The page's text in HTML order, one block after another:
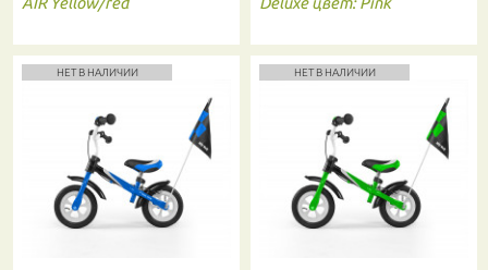
НЕТ В НАЛИЧИИ НЕТ В НАЛИЧИИ